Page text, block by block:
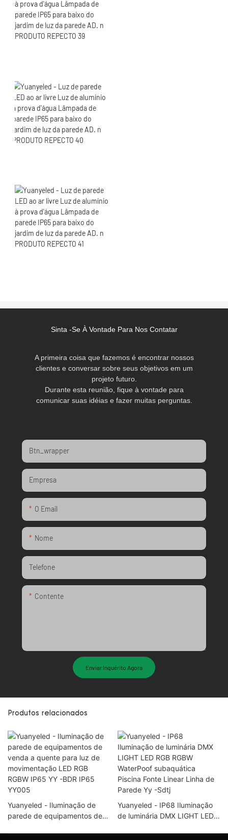
Sinta -se À Vontade Para Nos Contatar
A primeira coisa que fazemos é encontrar nossos
clientes e conversar sobre seus objetivos em um
projeto futuro.
Durante esta reunião, fique à vontade para
comunicar suas idéias e fazer muitas perguntas.
Btn_wrapper
Empresa
O Email
Nome
Telefone
Contente
Enviar Inquérito Agora
Produtos relacionados
Yuanyeled - Iluminação de
parede de equipamentos de
Yuanyeled - IP68 Iluminação
de luminária DMX LIGHT LED